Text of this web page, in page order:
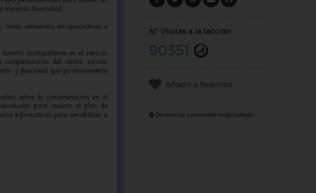
Nº Visitas a la lección
90351
Añadir a favoritos
Denunciar contenido inapropiado